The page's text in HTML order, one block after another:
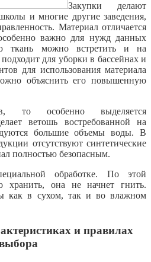
Закупки делают
и многие другие заведения,
Материал отличается
важно для нужд данных
ткань можно встретить и на
для уборки в бассейнах и
для использования материала
объяснить его повышенную
то особенно выделяется
ветошь востребованной на
большие объемы воды. В
отсутствуют синтетические
полностью безопасным.
обработке. По этой
хранить, она не начнет гнить.
как в сухом, так и во влажном
и правилах